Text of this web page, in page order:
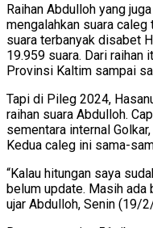
Raihan Abdulloh yang
mengalahkan suara
suara terbanyak disabet
19.959 suara. Dari raihan
Provinsi Kaltim sampai
Tapi di Pileg 2024,
raihan suara Abdulloh.
sementara internal
Kedua caleg ini sama-
“Kalau hitungan saya
belum update. Masih ada
ujar Abdulloh, Senin (19/